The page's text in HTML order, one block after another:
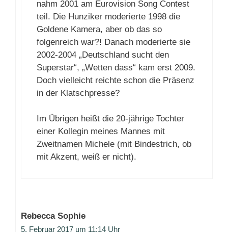
nahm 2001 am Eurovision Song Contest
teil. Die Hunziker moderierte 1998 die
Goldene Kamera, aber ob das so
folgenreich war?! Danach moderierte sie
2002-2004 „Deutschland sucht den
Superstar“, „Wetten dass“ kam erst 2009.
Doch vielleicht reichte schon die Präsenz
in der Klatschpresse?
Im Übrigen heißt die 20-jährige Tochter
einer Kollegin meines Mannes mit
Zweitnamen Michele (mit Bindestrich, ob
mit Akzent, weiß er nicht).
Rebecca Sophie
5. Februar 2017 um 11:14 Uhr